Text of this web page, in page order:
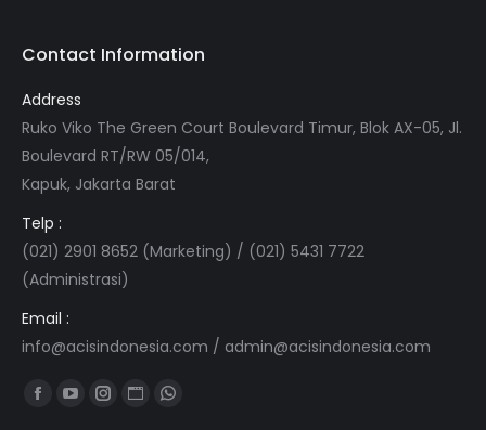
Contact Information
Address
Ruko Viko The Green Court Boulevard Timur, Blok AX-05, Jl.
Boulevard RT/RW 05/014,
Kapuk, Jakarta Barat
Telp :
(021) 2901 8652 (Marketing) / (021) 5431 7722
(Administrasi)
Email :
info@acisindonesia.com / admin@acisindonesia.com
Find us on:
FacebookYouTube
Instagram
WebsiteWhatsapp